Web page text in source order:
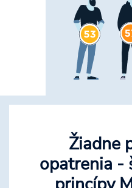
Žiadne
opatrenia -